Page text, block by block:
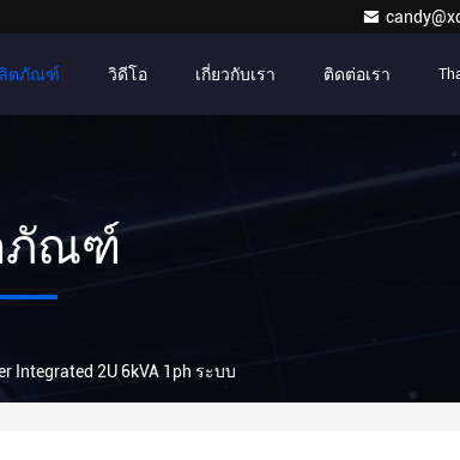
ตภัณฑ์ วิดีโอ เกี่ยวกับเรา ติดต่อเรา
ภัณฑ์
Integrated 2U 6kVA 1ph ระบบ